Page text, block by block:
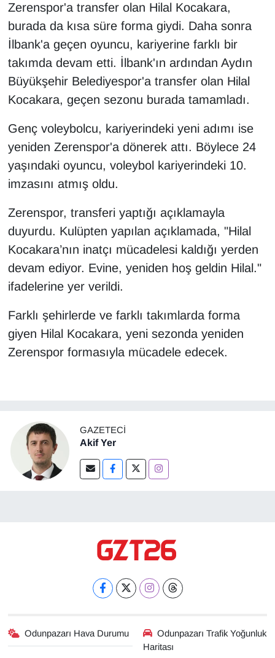
Zerenspor'a transfer olan Hilal Kocakara,
burada da kısa süre forma giydi. Daha sonra
İlbank'a geçen oyuncu, kariyerine farklı bir
takımda devam etti. İlbank'ın ardından Aydın
Büyükşehir Belediyespor'a transfer olan Hilal
Kocakara, geçen sezonu burada tamamladı.
Genç voleybolcu, kariyerindeki yeni adımı ise
yeniden Zerenspor'a dönerek attı. Böylece 24
yaşındaki oyuncu, voleybol kariyerindeki 10.
imzasını atmış oldu.
Zerenspor, transferi yaptığı açıklamayla
duyurdu. Kulüpten yapılan açıklamada, "Hilal
Kocakara’nın inatçı mücadelesi kaldığı yerden
devam ediyor. Evine, yeniden hoş geldin Hilal."
ifadelerine yer verildi.
Farklı şehirlerde ve farklı takımlarda forma
giyen Hilal Kocakara, yeni sezonda yeniden
Zerenspor formasıyla mücadele edecek.
GAZETECI
Akif Yer
Odunpazarı Hava Durumu
Odunpazarı Trafik Yoğunluk
Haritası